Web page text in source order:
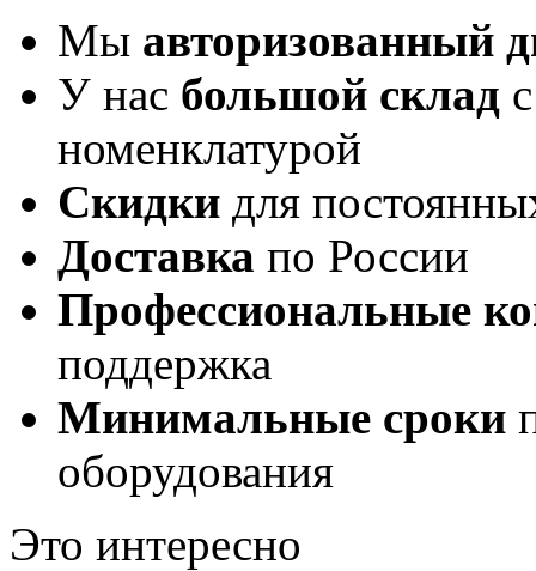
Мы авторизованный
У нас большой склад
номенклатурой
Скидки для
Доставка по России
Профессиональные
поддержка
Минимальные сроки
оборудования
Это интересно